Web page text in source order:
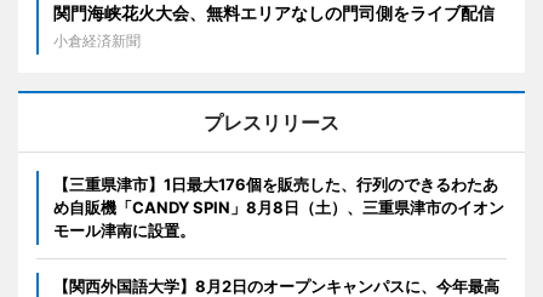
関門海峡花火大会、無料エリアなしの門司側をライブ配信
小倉経済新聞
プレスリリース
【三重県津市】1日最大176個を販売した、行列のできるわたあ
め自販機「CANDY SPIN」8月8日（土）、三重県津市のイオン
モール津南に設置。
【関西外国語大学】8月2日のオープンキャンパスに、今年最高